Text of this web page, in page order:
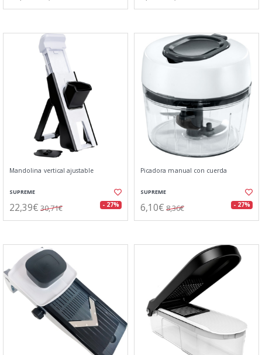
Mandolina vertical ajustable
SUPREME
22,39€ 30,71€ - 27%
Picadora manual con cuerda
SUPREME
6,10€ 8,36€ - 27%